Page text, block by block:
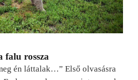
falu rossza
én láttalak…” Első olvasásra